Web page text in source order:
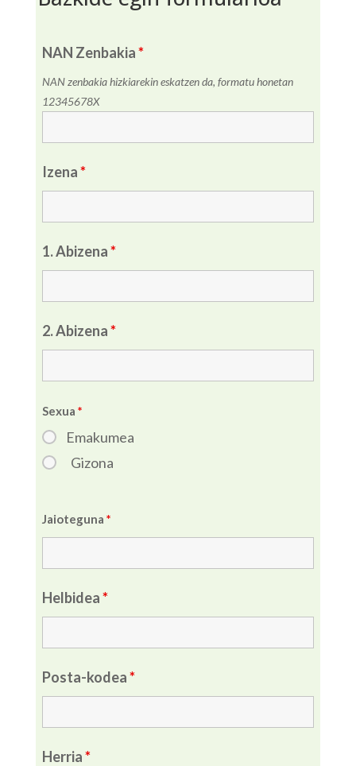
NAN Zenbakia*
NAN zenbakia hizkiarekin eskatzen da, formatu honetan
12345678X
Izena*
1. Abizena*
2. Abizena*
Sexua*
Emakumea
Gizona
Jaioteguna*
Helbidea*
Posta-kodea*
Herria*